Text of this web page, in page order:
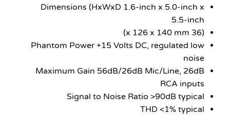
Dimensions (HxWxD 1.6-inch x 5.0-inch x
5.5-inch
(36 x 126 x 140 mm)
Phantom Power +15 Volts DC, regulated low
noise
Maximum Gain 56dB/26dB Mic/Line, 26dB
RCA inputs
Signal to Noise Ratio >90dB typical
THD <1% typical